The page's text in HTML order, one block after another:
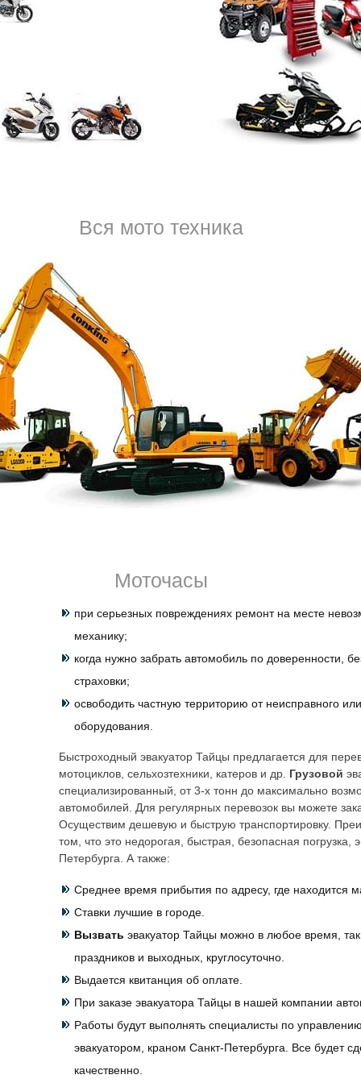
Вся мото техника
Моточасы
Когда вы покупаете машину, появляется много новых
расходов. В первую очередь, это траты на парковку,
останавливаться на авторынке по выходным, следить
автомобильного мира, обязательное соблюдение
8 (950) 037-53-
система управления. Отказ какой-либо детали может
ситуациям. Причем сбой бывает как в начале, при
время работы, при движении.
Если произошло ДТП или машина стоит на светофоре
следует заказатьэвакуаторТайцы
Санкт-
сайте. Доставим ваш седан, пикап, хэтчбек в любую
на стоянку. Если поломка несерьезная, специалисты
спешке, в полевых условиях, но качественно. Так,
ключи в машине, можно попробовать решить проблему
стучит, шумит, дымит, определить хотя бы в чем дело.
принудительную транспортировку:
при серьезных повреждениях ремонт на месте
механику;
когда нужно забрать автомобиль по доверенности,
страховки;
освободить частную территорию от неисправного
оборудования.
Быстроходный эвакуатор Тайцы предлагается для
мотоциклов, сельхозтехники, катеров и др. Грузовой
специализированный, от 3-х тонн до максимально
автомобилей. Для регулярных перевозок вы можете
Осуществим дешевую и быструю транспортировку.
том, что это недорогая, быстрая, безопасная погрузка,
Петербурга. А также:
Среднее время прибытия по адресу, где находится
Ставки лучшие в городе.
Вызвать эвакуатор Тайцы можно в любое время,
праздников и выходных, круглосуточно.
Выдается квитанция об оплате.
При заказе эвакуатора Тайцы в нашей компании
Работы будут выполнять специалисты по
эвакуатором, краном Санкт-Петербурга. Все будет
качественно.